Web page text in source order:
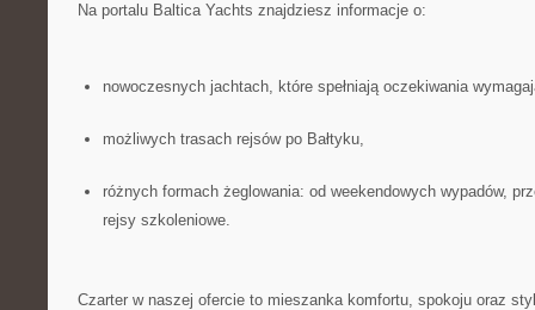
Na portalu Baltica Yachts znajdziesz informacje o:
nowoczesnych jachtach, które spełniają oczekiwania
możliwych trasach rejsów po Bałtyku,
różnych formach żeglowania: od weekendowych wypadów,
rejsy szkoleniowe.
Czarter w naszej ofercie to mieszanka komfortu, spokoju oraz